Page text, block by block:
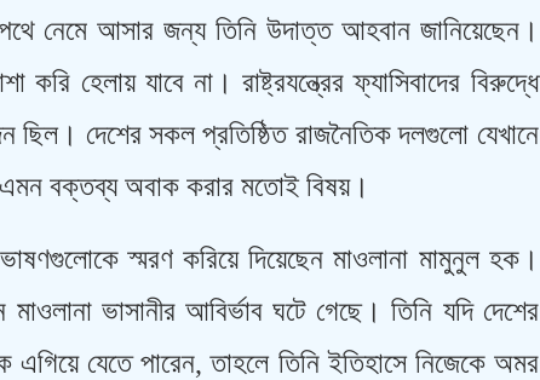
নেমে আসার জন্য তিনি উদাত্ত আহবান জানিয়েছেন।
হেলায় যাবে না। রাষ্ট্রযন্ত্রের ফ্যাসিবাদের বিরুদ্ধে
দেশের সকল প্রতিষ্ঠিত রাজনৈতিক দলগুলো যেখানে
বক্তব্য অবাক করার মতোই বিষয়।
ভাষণগুলোকে স্মরণ করিয়ে দিয়েছেন মাওলানা মামুনুল হক।
ভাসানীর আবির্ভাব ঘটে গেছে। তিনি যদি দেশের
এগিয়ে যেতে পারেন, তাহলে তিনি ইতিহাসে নিজেকে অমর